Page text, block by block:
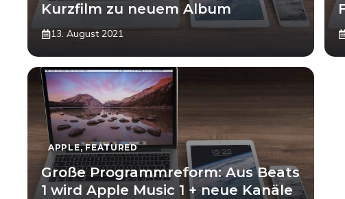
Kurzfilm zu neuem Album
13. August 2021
APPLE,FEATURED
Große Programmreform: Aus Beats
1 wird Apple Music 1 + neue Kanäle